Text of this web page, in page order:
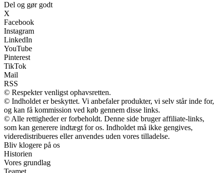
Del og gør godt
X
Facebook
Instagram
LinkedIn
YouTube
Pinterest
TikTok
Mail
RSS
© Respekter venligst ophavsretten.
© Indholdet er beskyttet. Vi anbefaler produkter, vi selv står inde for,
og kan få kommission ved køb gennem disse links.
© Alle rettigheder er forbeholdt. Denne side bruger affiliate-links,
som kan generere indtægt for os. Indholdet må ikke gengives,
videredistribueres eller anvendes uden vores tilladelse.
Bliv klogere på os
Historien
Vores grundlag